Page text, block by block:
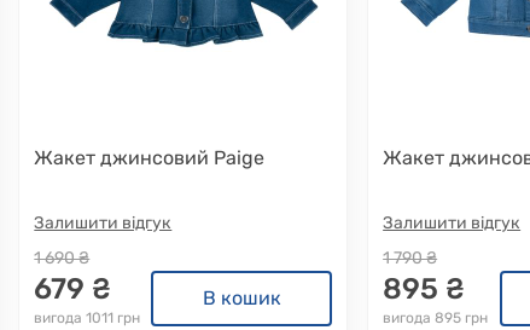
Жакет джинсовий Paige
Залишити відгук
1 690 ₴
679 ₴
вигода 1011 грн
В кошик
Жакет
Залишити відгук
1 790 ₴
895 ₴
вигода 895 грн